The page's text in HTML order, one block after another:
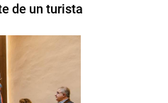
de un turista